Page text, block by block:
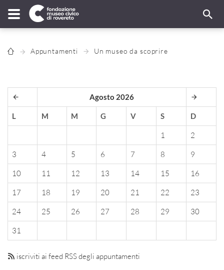
Appuntamenti Un museo da scoprire
Agosto 2026
L M M G V S D
1
2
3
4 5 6 7 8
9
10
11 12 13 14 15
16
17
18 19 20 21 22
23
24
25 26 27 28 29
30
31
iscriviti ai feed RSS degli appuntamenti